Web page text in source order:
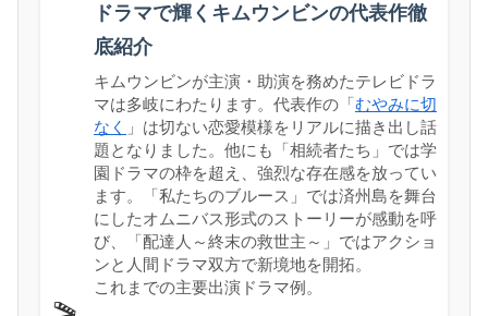
ドラマで輝くキムウンビンの代表作徹
底紹介
キムウンビンが主演・助演を務めたテレビドラ
マは多岐にわたります。代表作の「むやみに切
なく 」は切ない恋愛模様をリアルに描き出し話
題となりました。他にも「相続者たち」では学
園ドラマの枠を超え、強烈な存在感を放ってい
ます。「私たちのブルース」では済州島を舞台
にしたオムニバス形式のストーリーが感動を呼
び、「配達人～終末の救世主～」ではアクショ
ンと人間ドラマ双方で新境地を開拓。
これまでの主要出演ドラマ例。